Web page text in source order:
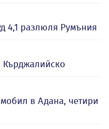
4,1 разлюля Румъния
Кърджалийско
в Адана, четири